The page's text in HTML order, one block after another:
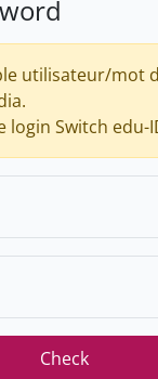
utilisateur/mot
login Switch edu-
Check